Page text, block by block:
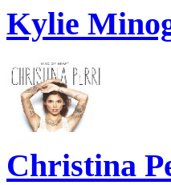
Kylie
Christina